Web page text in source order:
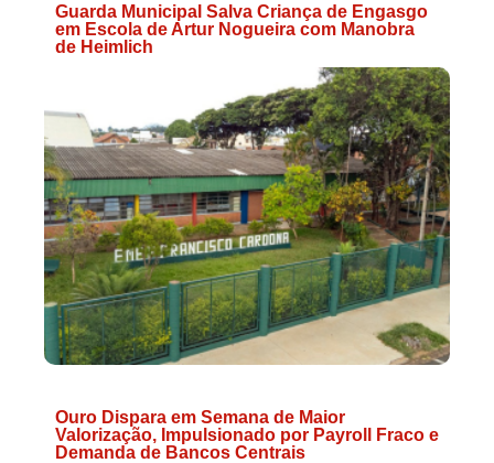
Guarda Municipal Salva Criança de Engasgo
em Escola de Artur Nogueira com Manobra
de Heimlich
Ouro Dispara em Semana de Maior
Valorização, Impulsionado por Payroll Fraco e
Demanda de Bancos Centrais